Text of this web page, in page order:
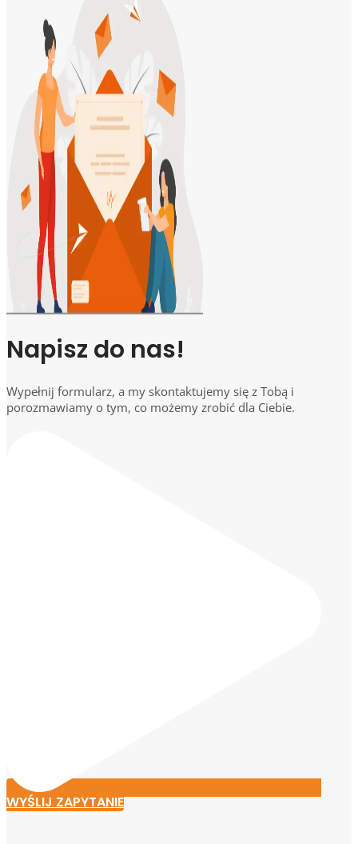
Napisz do nas!
Wypełnij formularz, a my skontaktujemy się z Tobą i
porozmawiamy o tym, co możemy zrobić dla Ciebie.
WYŚLIJ ZAPYTANIE